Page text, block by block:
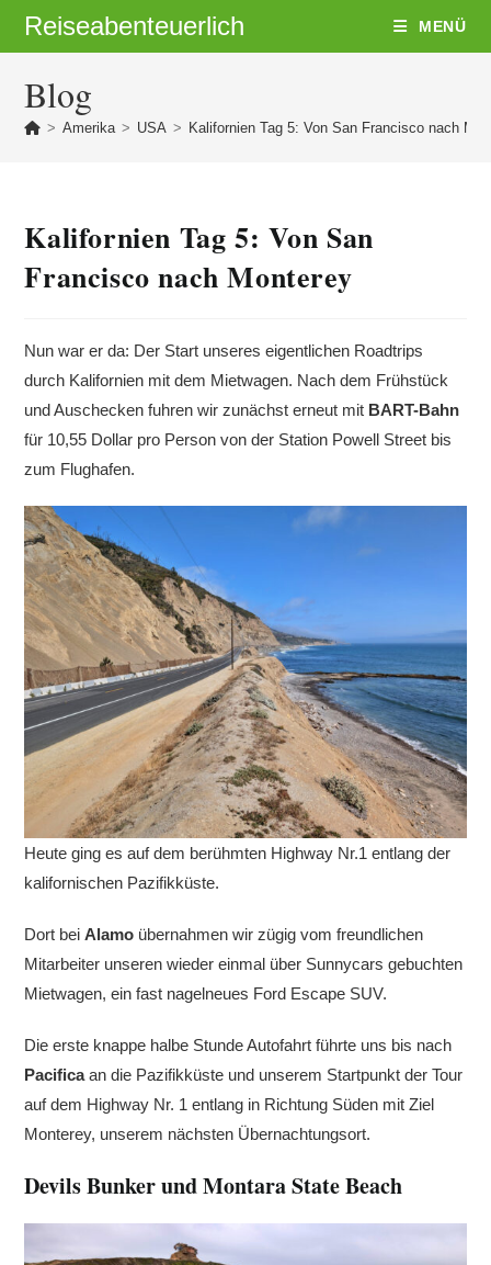
InhaltReiseabenteuerlich MENÜ
Blog
> Amerika > USA > Kalifornien Tag 5: Von San Francisco nach
Kalifornien Tag 5: Von San
Francisco nach Monterey
Nun war er da: Der Start unseres eigentlichen Roadtrips
durch Kalifornien mit dem Mietwagen. Nach dem Frühstück
und Auschecken fuhren wir zunächst erneut mit BART-Bahn
für 10,55 Dollar pro Person von der Station Powell Street bis
zum Flughafen.
Heute ging es auf dem berühmten Highway Nr.1 entlang der
kalifornischen Pazifikküste.
Dort beiAlamo übernahmen wir zügig vom freundlichen
Mitarbeiter unseren wieder einmal über Sunnycars gebuchten
Mietwagen, ein fast nagelneues Ford Escape SUV.
Die erste knappe halbe Stunde Autofahrt führte uns bis nach
Pacificaan die Pazifikküste und unserem Startpunkt der Tour
auf dem Highway Nr. 1 entlang in Richtung Süden mit Ziel
Monterey, unserem nächsten Übernachtungsort.
Devils Bunker und Montara State Beach